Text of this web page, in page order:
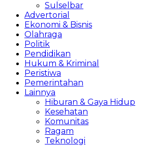
Sulselbar
Advertorial
Ekonomi & Bisnis
Olahraga
Politik
Pendidikan
Hukum & Kriminal
Peristiwa
Pemerintahan
Lainnya
Hiburan & Gaya Hidup
Kesehatan
Komunitas
Ragam
Teknologi